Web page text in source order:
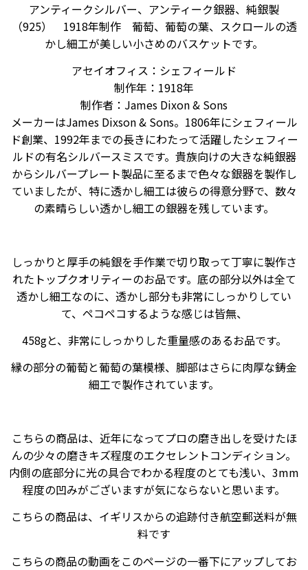
アンティークシルバー、アンティーク銀器、純銀製
（925） 1918年制作 葡萄、葡萄の葉、スクロールの透
かし細工が美しい小さめのバスケットです。
アセイオフィス：シェフィールド
制作年：1918年
制作者：James Dixon & Sons
メーカーはJames Dixson & Sons。1806年にシェフィール
ド創業、1992年までの長きにわたって活躍したシェフィー
ルドの有名シルバースミスです。貴族向けの大きな純銀器
からシルバープレート製品に至るまで色々な銀器を製作し
ていましたが、特に透かし細工は彼らの得意分野で、数々
の素晴らしい透かし細工の銀器を残しています。
しっかりと厚手の純銀を手作業で切り取って丁寧に製作さ
れたトップクオリティーのお品です。底の部分以外は全て
透かし細工なのに、透かし部分も非常にしっかりしてい
て、ペコペコするような感じは皆無、
458gと、非常にしっかりした重量感のあるお品です。
縁の部分の葡萄と葡萄の葉模様、脚部はさらに肉厚な鋳金
細工で製作されています。
こちらの商品は、近年になってプロの磨き出しを受けたほ
んの少々の磨きキズ程度のエクセレントコンディション。
内側の底部分に光の具合でわかる程度のとても浅い、3mm
程度の凹みがございますが気にならないと思います。
こちらの商品は、イギリスからの追跡付き航空郵送料が無
料です
こちらの商品の動画をこのページの一番下にアップしてお